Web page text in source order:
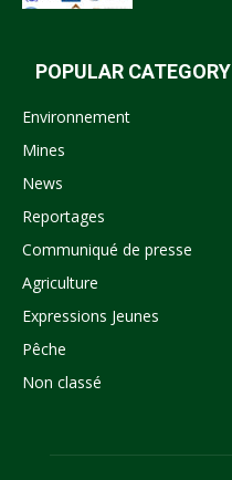
POPULAR CATEGORY
Environnement
Mines
News
Reportages
Communiqué de presse
Agriculture
Expressions Jeunes
Pêche
Non classé